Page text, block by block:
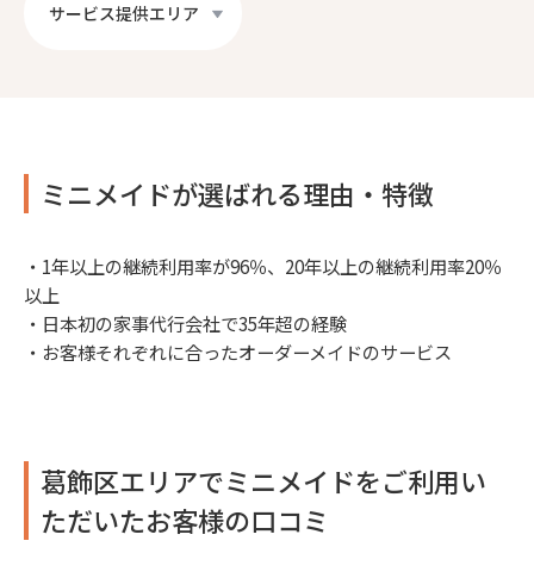
サービス提供エリア
ミニメイドが選ばれる理由・特徴
・1年以上の継続利用率が96％、20年以上の継続利用率20％
以上
・日本初の家事代行会社で35年超の経験
・お客様それぞれに合ったオーダーメイドのサービス
葛飾区エリアでミニメイドをご利用い
ただいたお客様の口コミ